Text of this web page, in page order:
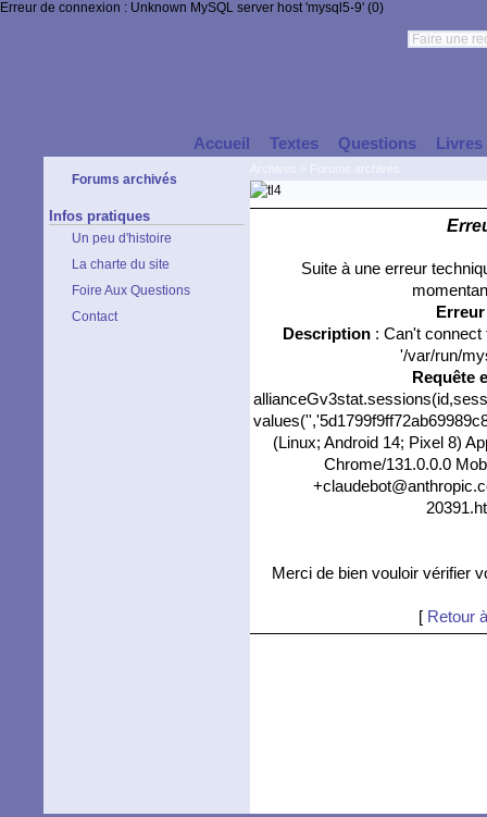
Erreur de connexion : Unknown MySQL server host 'mysql5-9' (0)
Accueil Textes Questions Livres
Forums archivés
Infos pratiques
Un peu d'histoire
La charte du site
Foire Aux Questions
Contact
Suite à une erreur
Description: Can't connect
'/var/run/
Requête
(Linux; Android 14; Pixel 8)
Chrome/131.0.0.0
Merci de bien vouloir vérifier
[ Retour